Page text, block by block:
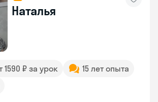
Наталья
1590 ₽ за урок
15 лет опыта